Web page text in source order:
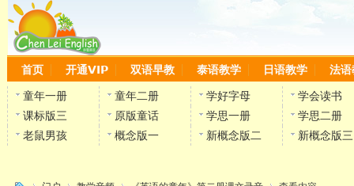
首页 开通VIP 双语早教 泰语教学 日语教学 法语
童年一册 童年二册 学好字母
学会读书
课标版三
原版童话 学思一册
学思二册
老鼠男孩
概念版一 新概念版二 新概念版三